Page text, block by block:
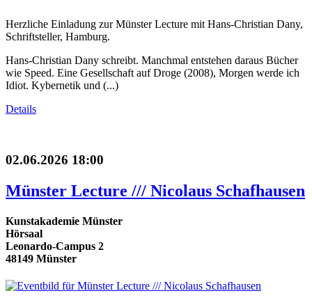
Herzliche Einladung zur Münster Lecture mit Hans-Christian Dany,
Schriftsteller, Hamburg.
Hans-Christian Dany schreibt. Manchmal entstehen daraus Bücher
wie Speed. Eine Gesellschaft auf Droge (2008), Morgen werde ich
Idiot. Kybernetik und (...)
Details
02.06.2026 18:00
Münster Lecture /// Nicolaus Schafhausen
Kunstakademie Münster
Hörsaal
Leonardo-Campus 2
48149 Münster